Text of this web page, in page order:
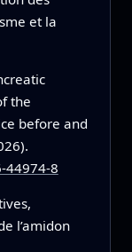
et la
the
before and
44974-8
l’amidon